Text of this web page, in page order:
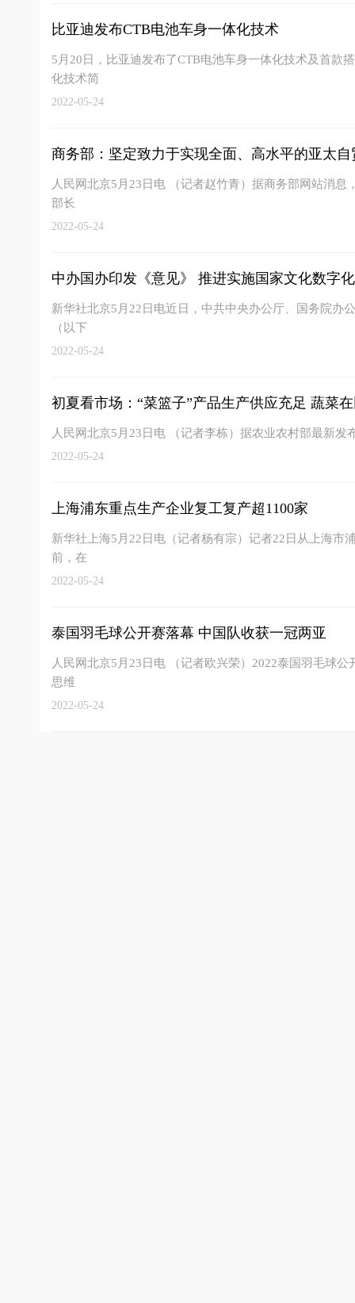
比亚迪发布CTB电池车身一体化技术
5月20日，比亚迪发布了CTB电池车身一体化技术及首款
化技术简
2022-05-24
商务部：坚定致力于实现全面、高水平的亚太自
人民网北京5月23日电 （记者赵竹青）据商务部网站消
部长
2022-05-24
中办国办印发《意见》 推进实施国家文化数字
新华社北京5月22日电近日，中共中央办公厅、国务院办
（以下
2022-05-24
初夏看市场：“菜篮子”产品生产供应充足 蔬菜
人民网北京5月23日电 （记者李栋）据农业农村部最新
2022-05-24
上海浦东重点生产企业复工复产超1100家
新华社上海5月22日电（记者杨有宗）记者22日从上海市
前，在
2022-05-24
泰国羽毛球公开赛落幕 中国队收获一冠两亚
人民网北京5月23日电 （记者欧兴荣）2022泰国羽毛球
思维
2022-05-24